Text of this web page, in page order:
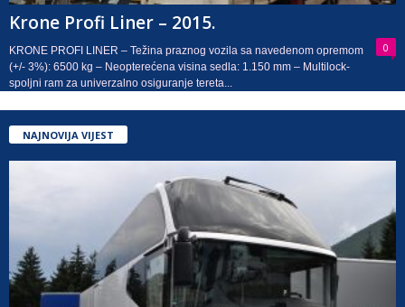
Krone Profi Liner – 2015.
0
KRONE PROFI LINER – Težina praznog vozila sa navedenom opremom
(+/- 3%): 6500 kg – Neopterećena visina sedla: 1.150 mm – Multilock-
spoljni ram za univerzalno osiguranje tereta...
NAJNOVIJA VIJEST